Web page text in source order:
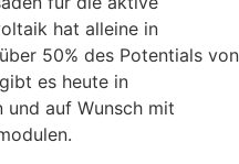
hat alleine in
50% des Potentials von
es heute in
und auf Wunsch mit